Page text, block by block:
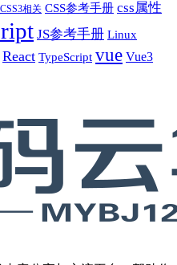
CSS3相关 CSS参考手册 css属性
JS参考手册 Linux
React TypeScript vue Vue3